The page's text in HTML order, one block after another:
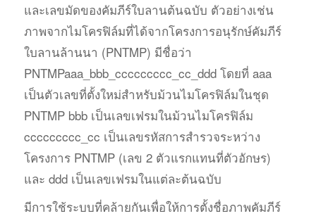
และเลขมัดของคัมภีร์ใบลานต้นฉบับ ตัวอย่างเช่น
ภาพจากไมโครฟิล์มที่ได้จากโครงการอนุรักษ์คัมภีร์
ใบลานล้านนา (PNTMP) มีชื่อว่า
PNTMPaaa_bbb_ccccccccc_cc_ddd โดยที่ aaa
เป็นตัวเลขที่ตั้งใหม่สำหรับม้วนไมโครฟิล์มในชุด
PNTMP bbb เป็นเลขเฟรมในม้วนไมโครฟิล์ม
ccccccccc_cc เป็นเลขรหัสการสำรวจระหว่าง
โครงการ PNTMP (เลข 2 ตัวแรกแทนที่ตัวอักษร)
และ ddd เป็นเลขเฟรมในแต่ละต้นฉบับ
มีการใช้ระบบที่คล้ายกันเพื่อให้การตั้งชื่อภาพคัมภีร์